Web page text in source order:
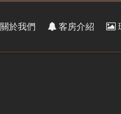
關於我們 客房介紹